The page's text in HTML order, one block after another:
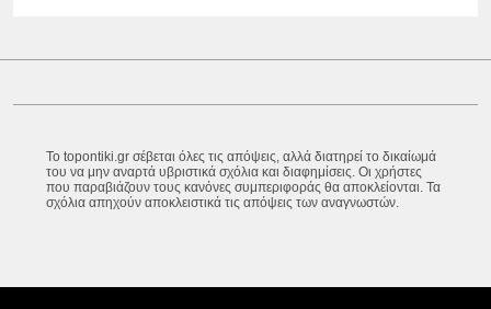
Το topontiki.gr σέβεται όλες τις απόψεις, αλλά διατηρεί το δικαίωμά
του να μην αναρτά υβριστικά σχόλια και διαφημίσεις. Οι χρήστες
που παραβιάζουν τους κανόνες συμπεριφοράς θα αποκλείονται. Τα
σχόλια απηχούν αποκλειστικά τις απόψεις των αναγνωστών.